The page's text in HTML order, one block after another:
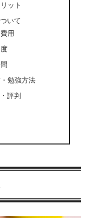
ット
いて
用
勉強方法
評判